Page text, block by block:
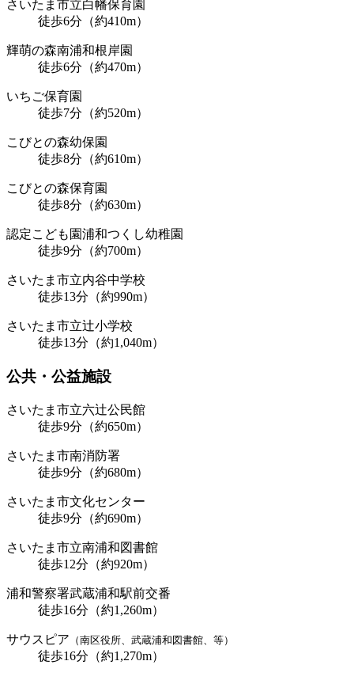
さいたま市立白幡保育園
徒歩6分（約410m）
輝萌の森南浦和根岸園
徒歩6分（約470m）
いちご保育園
徒歩7分（約520m）
こびとの森幼保園
徒歩8分（約610m）
こびとの森保育園
徒歩8分（約630m）
認定こども園浦和つくし幼稚園
徒歩9分（約700m）
さいたま市立内谷中学校
徒歩13分（約990m）
さいたま市立辻小学校
徒歩13分（約1,040m）
公共・公益施設
さいたま市立六辻公民館
徒歩9分（約650m）
さいたま市南消防署
徒歩9分（約680m）
さいたま市文化センター
徒歩9分（約690m）
さいたま市立南浦和図書館
徒歩12分（約920m）
浦和警察署武蔵浦和駅前交番
徒歩16分（約1,260m）
サウスピア （南区役所、武蔵浦和図書館、等）
徒歩16分（約1,270m）